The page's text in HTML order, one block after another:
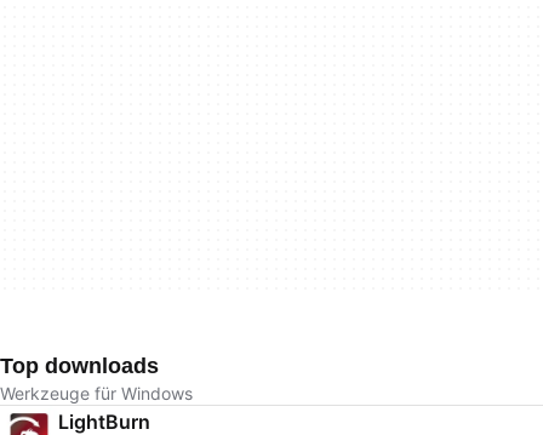
Top downloads
Werkzeuge für Windows
LightBurn